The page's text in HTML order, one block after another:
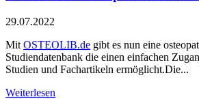
29.07.2022
Mit OSTEOLIB.de gibt es nun eine
Studiendatenbank die einen einfachen
Studien und Fachartikeln ermöglicht.Die...
Weiterlesen